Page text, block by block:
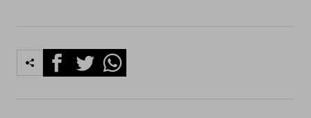
FacebookTwitterWhatsapp